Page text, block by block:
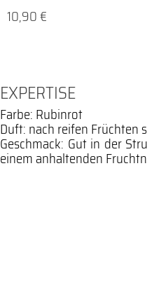
10,90 €
EXPERTISE
Farbe: Rubinrot
Duft: nach reifen Früchten
Geschmack: Gut in der
einem anhaltenden